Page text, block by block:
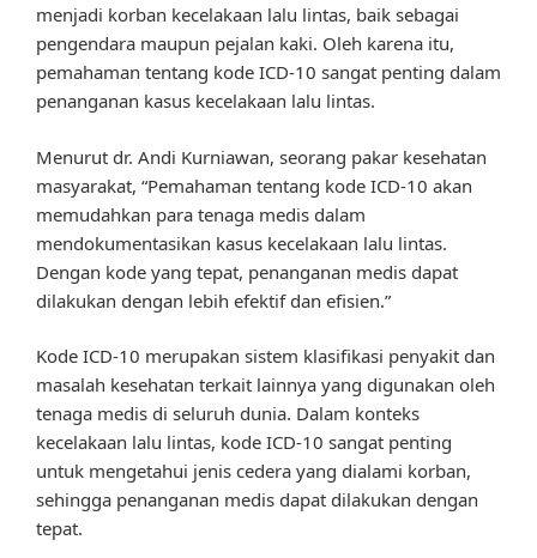
menjadi korban kecelakaan lalu lintas, baik sebagai
pengendara maupun pejalan kaki. Oleh karena itu,
pemahaman tentang kode ICD-10 sangat penting dalam
penanganan kasus kecelakaan lalu lintas.
Menurut dr. Andi Kurniawan, seorang pakar kesehatan
masyarakat, “Pemahaman tentang kode ICD-10 akan
memudahkan para tenaga medis dalam
mendokumentasikan kasus kecelakaan lalu lintas.
Dengan kode yang tepat, penanganan medis dapat
dilakukan dengan lebih efektif dan efisien.”
Kode ICD-10 merupakan sistem klasifikasi penyakit dan
masalah kesehatan terkait lainnya yang digunakan oleh
tenaga medis di seluruh dunia. Dalam konteks
kecelakaan lalu lintas, kode ICD-10 sangat penting
untuk mengetahui jenis cedera yang dialami korban,
sehingga penanganan medis dapat dilakukan dengan
tepat.